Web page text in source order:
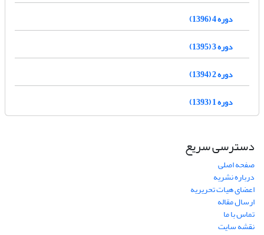
دوره 4 (1396)
دوره 3 (1395)
دوره 2 (1394)
دوره 1 (1393)
دسترسی سریع
صفحه اصلی
درباره نشریه
اعضای هیات تحریریه
ارسال مقاله
تماس با ما
نقشه سایت